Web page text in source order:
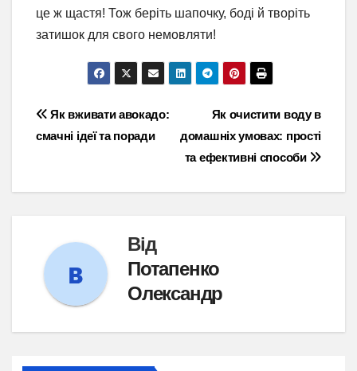
це ж щастя! Тож беріть шапочку, боді й творіть
затишок для свого немовляти!
Навігація
записів
Як очистити воду в
домашніх умовах: прості
та ефективні способи
Як вживати авокадо:
смачні ідеї та поради
Від
Потапенко
Олександр